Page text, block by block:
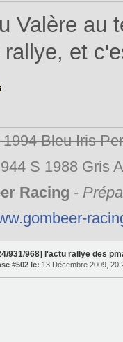
Valère au
et
Bleu Iris
S 1988 Gris
Racing -
931/968] l'actu rallye des
#502 le: 13 Décembre 2009,